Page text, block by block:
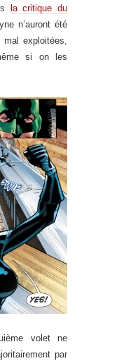
la critique du
n’auront été
exploitées,
si on les
volet ne
par